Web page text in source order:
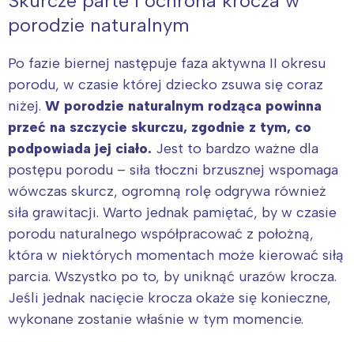
porodzie naturalnym
Po fazie biernej następuje faza aktywna II okresu
porodu, w czasie której dziecko zsuwa się coraz
niżej. W porodzie naturalnym rodząca powinna
przeć na szczycie skurczu, zgodnie z tym, co
podpowiada jej ciało. Jest to bardzo ważne dla
postępu porodu – siła tłoczni brzusznej wspomaga
wówczas skurcz, ogromną rolę odgrywa również
siła grawitacji. Warto jednak pamiętać, by w czasie
porodu naturalnego współpracować z położną,
która w niektórych momentach może kierować siłą
parcia. Wszystko po to, by uniknąć urazów krocza.
Jeśli jednak nacięcie krocza okaże się konieczne,
wykonane zostanie właśnie w tym momencie.
tego regionu:
Warszawa
Łódź
Trójmiasto
Poznań
Wrocław
Śląsk
Kraków
Południe
Północ
Wszystkie
Wybieram